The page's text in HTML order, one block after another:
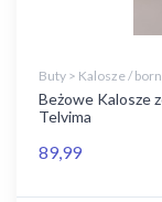
Buty > Kalosze /
Beżowe Kalosze
Telvima
89,99